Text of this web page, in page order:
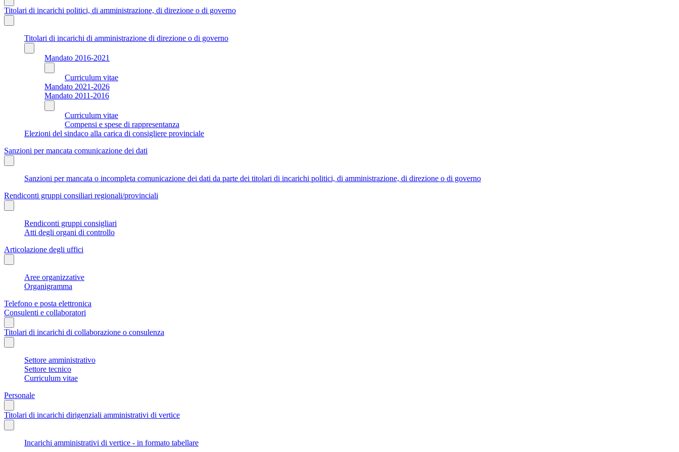
Titolari di incarichi politici, di amministrazione, di direzione o di governo
Titolari di incarichi di amministrazione di direzione o di governo
Mandato 2016-2021
Curriculum vitae
Mandato 2021-2026
Mandato 2011-2016
Curriculum vitae
Compensi e spese di rappresentanza
Elezioni del sindaco alla carica di consigliere provinciale
Sanzioni per mancata comunicazione dei dati
Sanzioni per mancata o incompleta comunicazione dei dati da parte dei titolari di incarichi politici, di amministrazione, di direzione o di governo
Rendiconti gruppi consiliari regionali/provinciali
Rendiconti gruppi consigliari
Atti degli organi di controllo
Articolazione degli uffici
Aree organizzative
Organigramma
Telefono e posta elettronica
Consulenti e collaboratori
Titolari di incarichi di collaborazione o consulenza
Settore amministrativo
Settore tecnico
Curriculum vitae
Personale
Titolari di incarichi dirigenziali amministrativi di vertice
Incarichi amministrativi di vertice - in formato tabellare